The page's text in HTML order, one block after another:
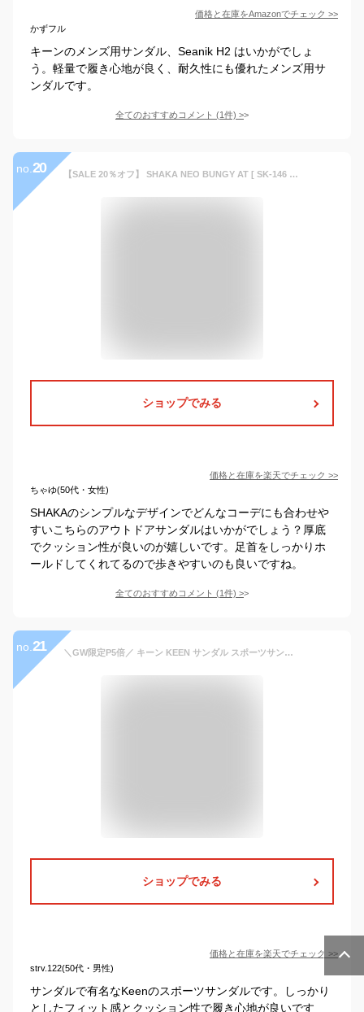
価格と在庫をAmazonでチェック >>
かずフル
キーンのメンズ用サンダル、Seanik H2 はいかがでしょ
う。軽量で履き心地が良く、耐久性にも優れたメンズ用サ
ンダルです。
全てのおすすめコメント (1件) >
no. 20 【SALE 20％オフ】 SHAKA NEO BUNGY AT [ SK-146 ] シャカ ネオバンジー エーティー メンズ レディース スポーツサンダル アウトドアサンダル 海 キャンプ shaka シャカ サンダル スポサン
ショップでみる
価格と在庫を楽天でチェック >>
ちゃゆ(50代・女性)
SHAKAのシンプルなデザインでどんなコーデにも合わせや
すいこちらのアウトドアサンダルはいかがでしょう？厚底
でクッション性が良いのが嬉しいです。足首をしっかりホ
ールドしてくれてるので歩きやすいのも良いですね。
全てのおすすめコメント (1件) >
no. 21 ＼GW限定P5倍／ キーン KEEN サンダル スポーツサンダル ウォーターフロント ニューポート H2 メンズ WATERFRONT NEWPORT H2 スニーカー スポサン シューズ 新生活
ショップでみる
価格と在庫を楽天でチェック >>
strv.122(50代・男性)
サンダルで有名なKeenのスポーツサンダルです。しっかり
としたフィット感とクッション性で履き心地が良いです